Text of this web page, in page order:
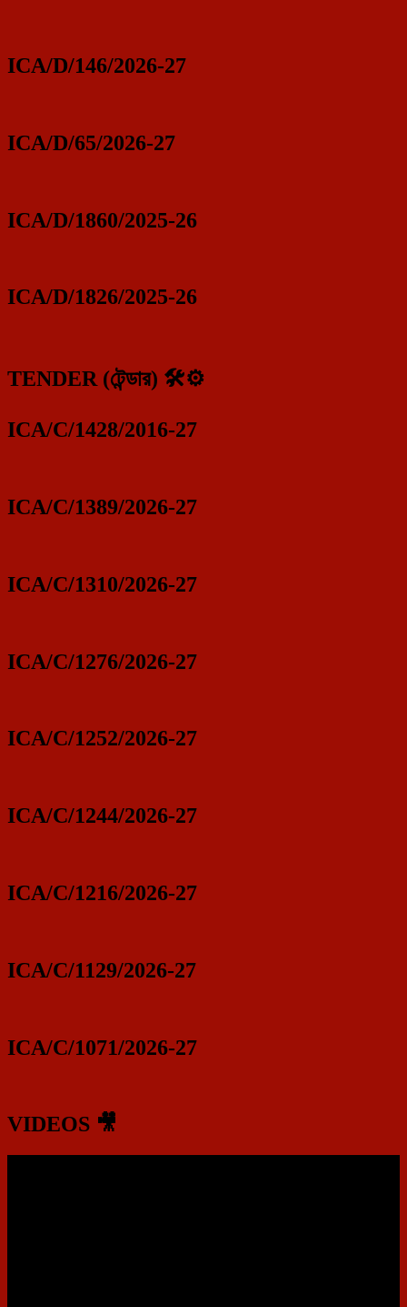
ICA/D/146/2026-27
ICA/D/65/2026-27
ICA/D/1860/2025-26
ICA/D/1826/2025-26
TENDER (টেন্ডার) 🛠️⚙️
ICA/C/1428/2016-27
ICA/C/1389/2026-27
ICA/C/1310/2026-27
ICA/C/1276/2026-27
ICA/C/1252/2026-27
ICA/C/1244/2026-27
ICA/C/1216/2026-27
ICA/C/1129/2026-27
ICA/C/1071/2026-27
VIDEOS 🎥